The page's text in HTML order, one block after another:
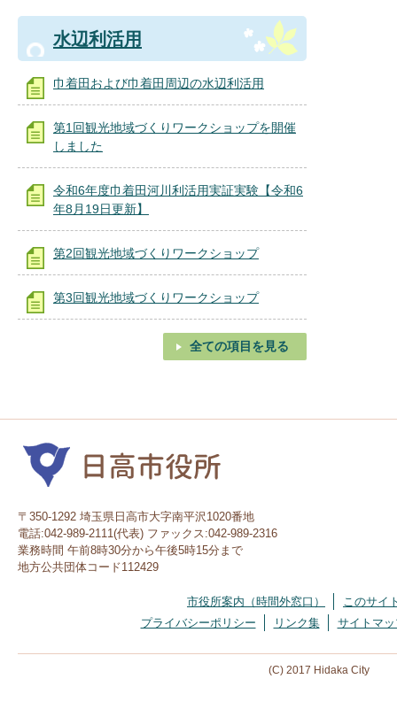
水辺利活用
巾着田および巾着田周辺の水辺利活用
第1回観光地域づくりワークショップを開催
しました
令和6年度巾着田河川利活用実証実験【令和6
年8月19日更新】
第2回観光地域づくりワークショップ
第3回観光地域づくりワークショップ
全ての項目を見る
〒350-1292 埼玉県日高市大字南平沢1020番地
電話:042-989-2111(代表) ファックス:042-989-2316
業務時間 午前8時30分から午後5時15分まで
地方公共団体コード112429
市役所案内（時間外窓口）
このサイ
プライバシーポリシー
リンク集 サイトマッ
(C) 2017 Hidaka City